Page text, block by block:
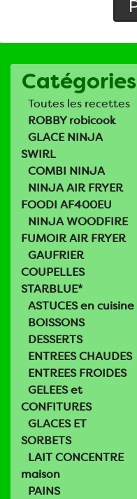
Catégories
Toutes les recettes
ROBBY robicook
GLACE NINJA
SWIRL
COMBI NINJA
NINJA AIR FRYER
FOODI AF400EU
NINJA WOODFIRE
FUMOIR AIR FRYER
GAUFRIER
COUPELLES
STARBLUE*
ASTUCES en cuisine
BOISSONS
DESSERTS
ENTREES CHAUDES
ENTREES FROIDES
GELEES et
CONFITURES
GLACES ET
SORBETS
LAIT CONCENTRE
maison
PAINS